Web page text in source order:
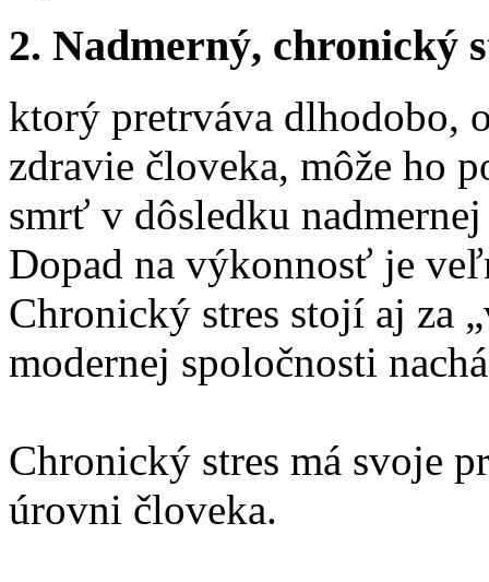
2. Nadmerný, chronický
ktorý pretrváva dlhodobo,
zdravie človeka, môže ho
smrť v dôsledku
Dopad na výkonnosť je
Chronický stres stojí aj za
modernej spoločnosti
Chronický stres má svoje
úrovni človeka.